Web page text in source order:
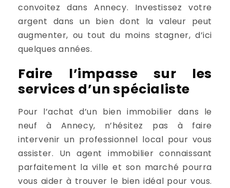
convoitez dans Annecy. Investissez votre
argent dans un bien dont la valeur peut
augmenter, ou tout du moins stagner, d’ici
quelques années.
Faire l’impasse sur les
services d’un spécialiste
Pour l’achat d’un bien immobilier dans le
neuf à Annecy, n’hésitez pas à faire
intervenir un professionnel local pour vous
assister. Un agent immobilier connaissant
parfaitement la ville et son marché pourra
vous aider à trouver le bien idéal pour vous.